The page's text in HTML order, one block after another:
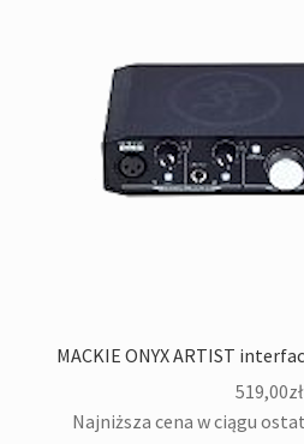
MACKIE ONYX ARTIST
519,00zł
Najniższa cena w ciągu